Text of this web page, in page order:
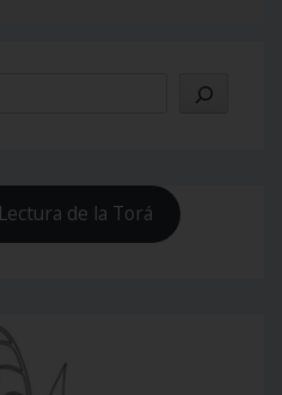
de la Torá